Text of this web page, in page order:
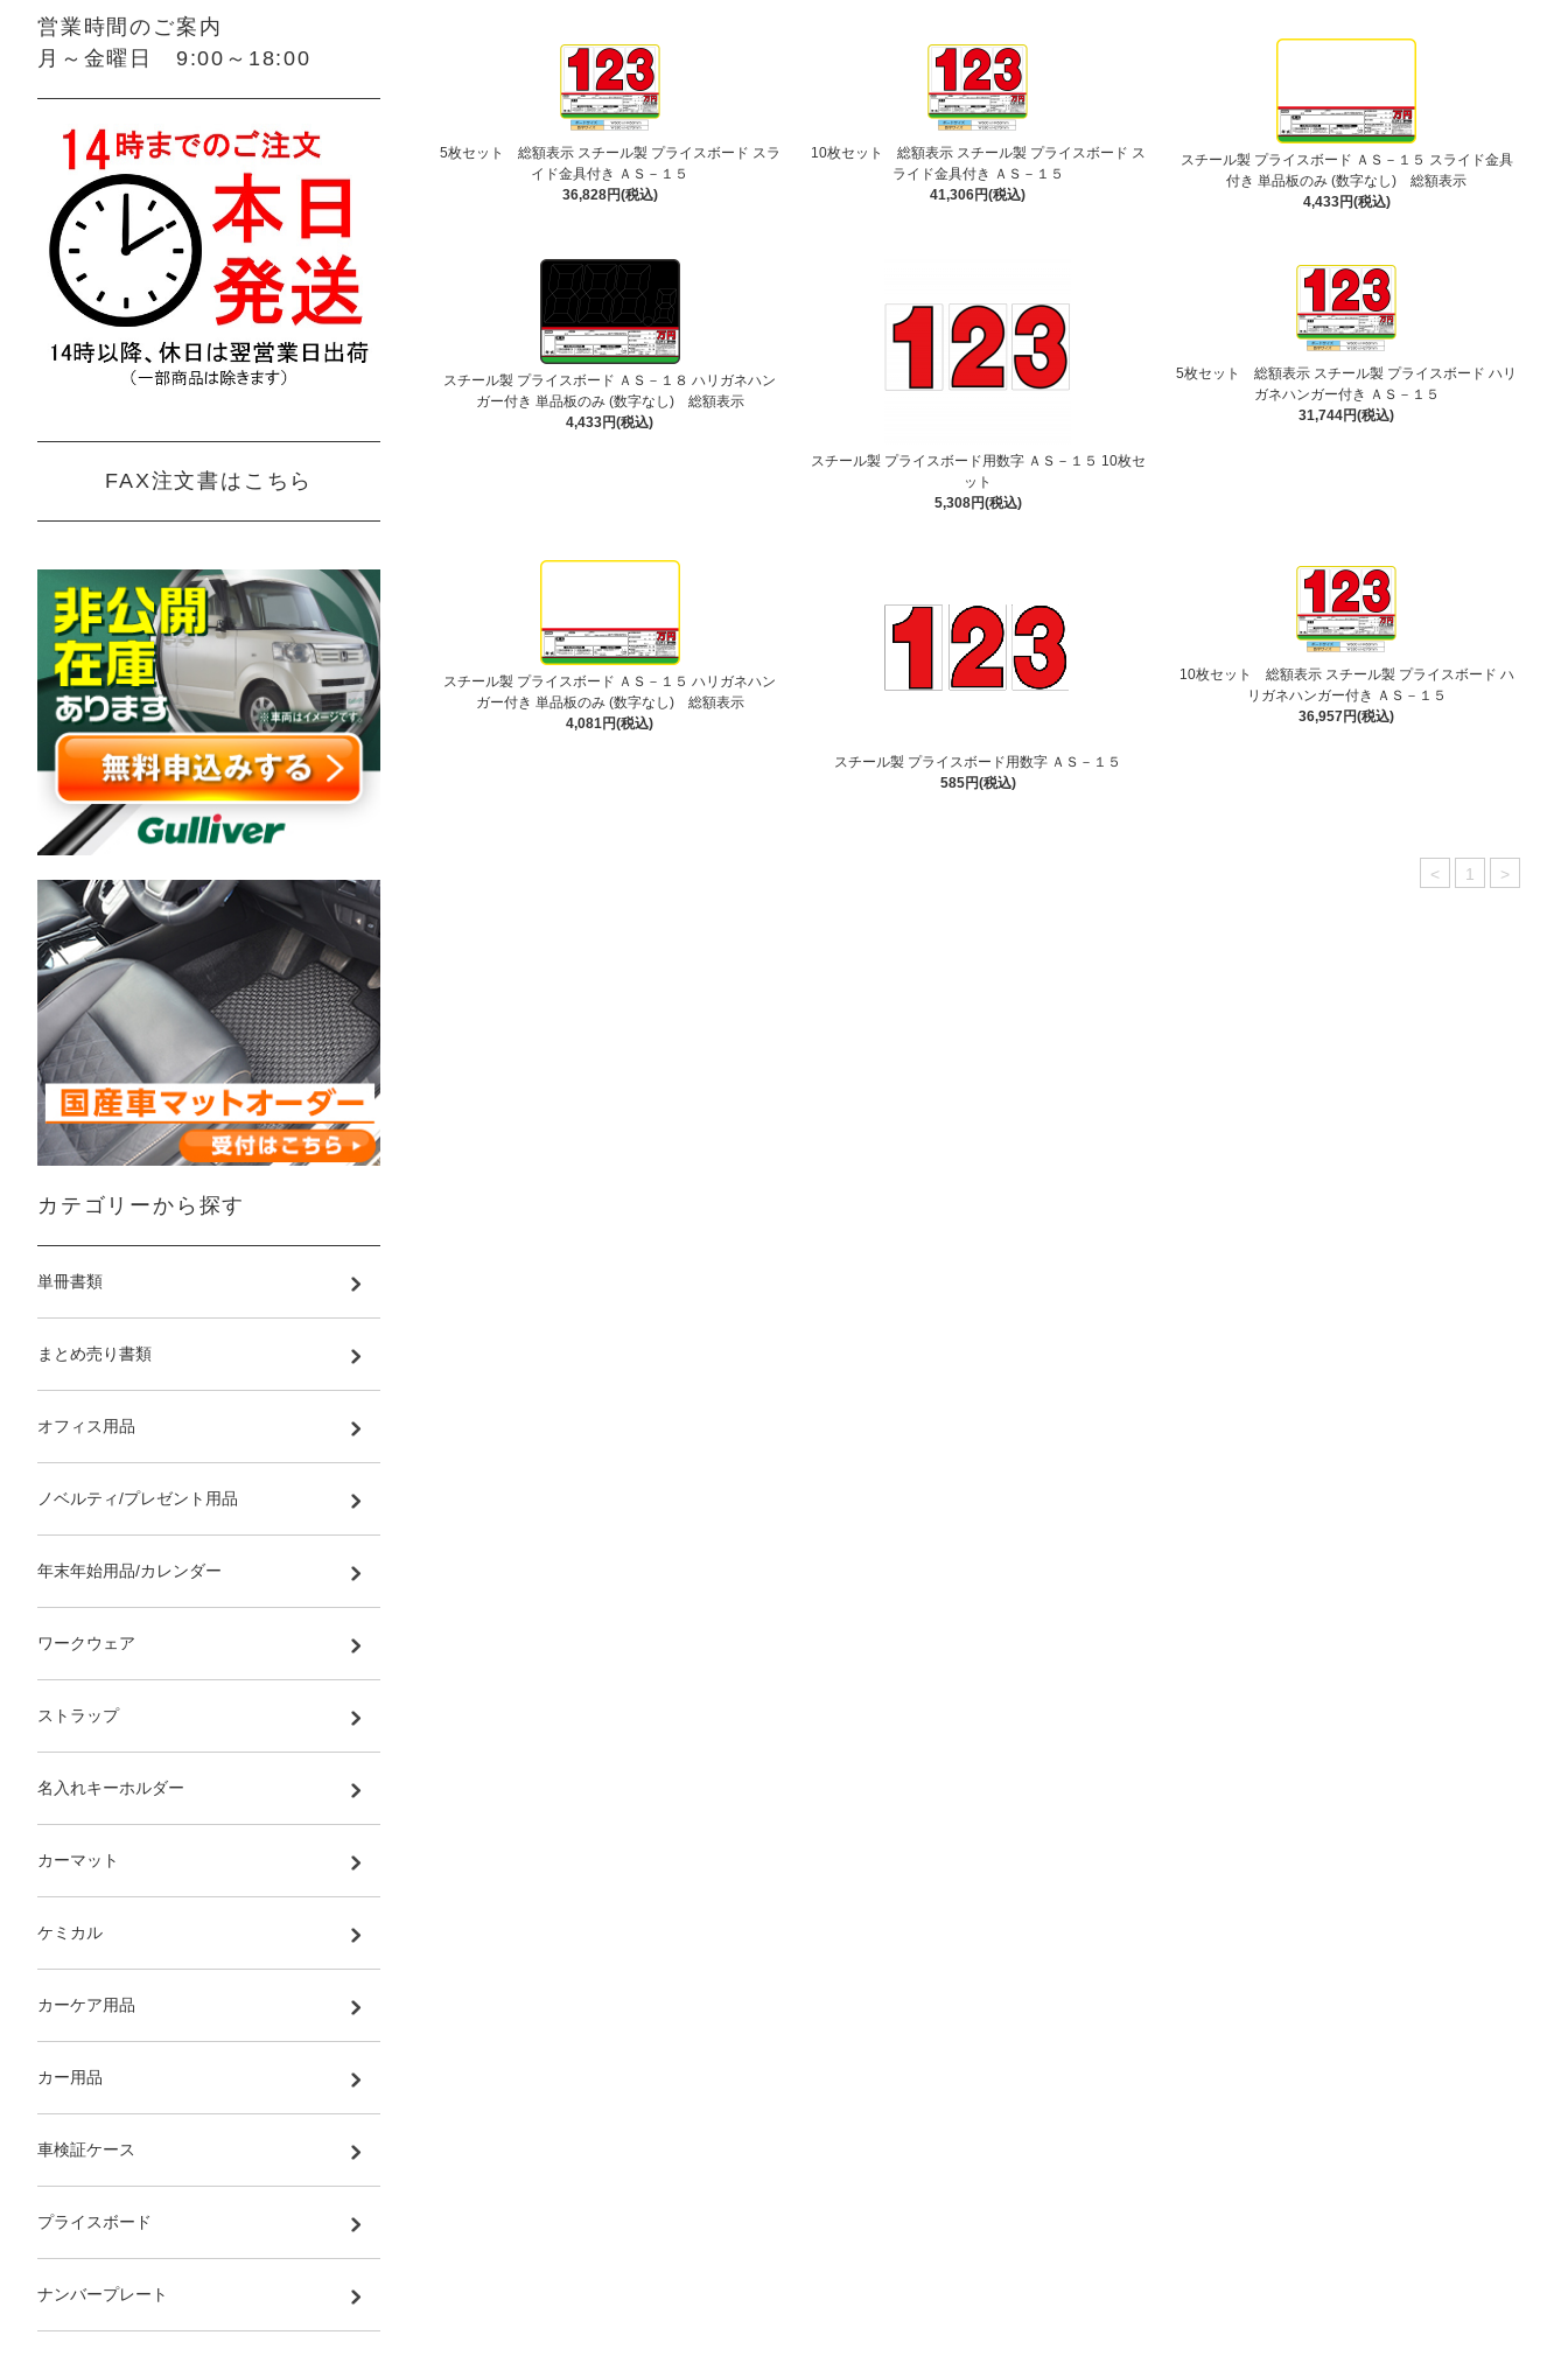
5枚セット 総額表示 スチール製 プライスボード スラ
イド金具付き ＡＳ－１５
36,828円(税込)
10枚セット 総額表示 スチール製 プライスボード ス
ライド金具付き ＡＳ－１５
41,306円(税込)
スチール製 プライスボード ＡＳ－１５ スライド金具
付き 単品板のみ (数字なし) 総額表示
4,433円(税込)
スチール製 プライスボード ＡＳ－１８ ハリガネハン
ガー付き 単品板のみ (数字なし) 総額表示
4,433円(税込)
スチール製 プライスボード用数字 ＡＳ－１５ 10枚セ
ット
5,308円(税込)
5枚セット 総額表示 スチール製 プライスボード ハリ
ガネハンガー付き ＡＳ－１５
31,744円(税込)
スチール製 プライスボード ＡＳ－１５ ハリガネハン
ガー付き 単品板のみ (数字なし) 総額表示
4,081円(税込)
スチール製 プライスボード用数字 ＡＳ－１５
585円(税込)
10枚セット 総額表示 スチール製 プライスボード ハ
リガネハンガー付き ＡＳ－１５
36,957円(税込)
< 1 >
営業時間のご案内
月～金曜日 9:00～18:00
FAX注文書はこちら
カテゴリーから探す
単冊書類
まとめ売り書類
オフィス用品
ノベルティ/プレゼント用品
年末年始用品/カレンダー
ワークウェア
ストラップ
名入れキーホルダー
カーマット
ケミカル
カーケア用品
カー用品
車検証ケース
プライスボード
ナンバープレート